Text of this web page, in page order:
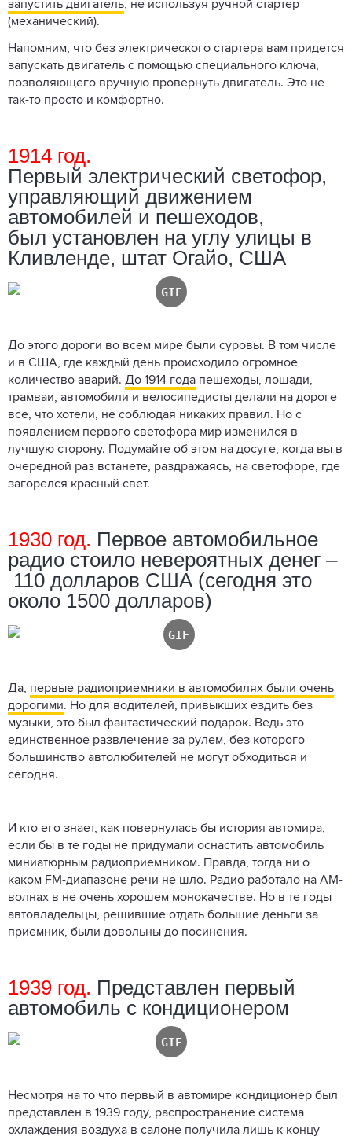
запустить двигатель, не используя ручной стартер
(механический).
Напомним, что без электрического стартера вам придется
запускать двигатель с помощью специального ключа,
позволяющего вручную провернуть двигатель. Это не
так-то просто и комфортно.
1914 год.
Первый электрический светофор,
управляющий движением
автомобилей и пешеходов,
был установлен на углу улицы в
Кливленде, штат Огайо, США
До этого дороги во всем мире были суровы. В том числе
и в США, где каждый день происходило огромное
количество аварий. До 1914 года пешеходы, лошади,
трамваи, автомобили и велосипедисты делали на дороге
все, что хотели, не соблюдая никаких правил. Но с
появлением первого светофора мир изменился в
лучшую сторону. Подумайте об этом на досуге, когда вы в
очередной раз встанете, раздражаясь, на светофоре, где
загорелся красный свет.
1930 год. Первое автомобильное
радио стоило невероятных денег –
110 долларов США (сегодня это
около 1500 долларов)
Да, первые радиоприемники в автомобилях были очень
дорогими. Но для водителей, привыкших ездить без
музыки, это был фантастический подарок. Ведь это
единственное развлечение за рулем, без которого
большинство автолюбителей не могут обходиться и
сегодня.
И кто его знает, как повернулась бы история автомира,
если бы в те годы не придумали оснастить автомобиль
миниатюрным радиоприемником. Правда, тогда ни о
каком FM-диапазоне речи не шло. Радио работало на АМ-
волнах в не очень хорошем монокачестве. Но в те годы
автовладельцы, решившие отдать большие деньги за
приемник, были довольны до посинения.
1939 год. Представлен первый
автомобиль с кондиционером
Несмотря на то что первый в автомире кондиционер был
представлен в 1939 году, распространение система
охлаждения воздуха в салоне получила лишь к концу